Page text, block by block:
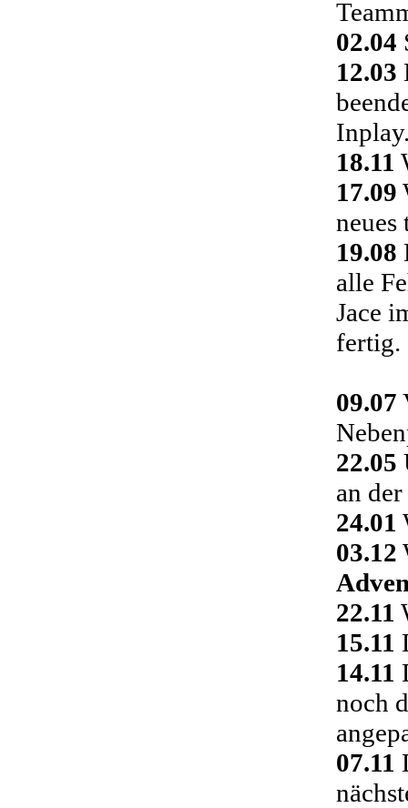
02.04
12.03
18.11
17.09
19.08
alle
Jace
fertig.
09.07
22.05
an
24.01
03.12
22.11
15.11
14.11
noch
07.11